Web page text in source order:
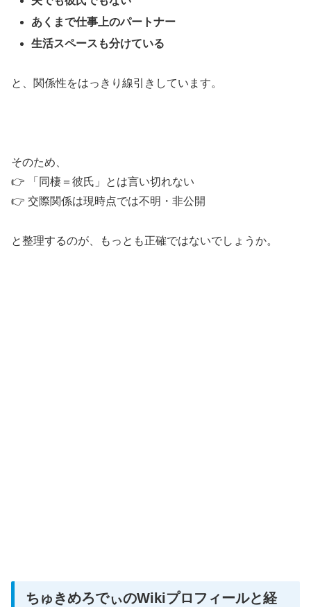
あくまで仕事上のパートナー
生活スペースも分けている
と、関係性をはっきり線引きしています。
そのため、
👉 「同棲＝彼氏」とは言い切れない
👉 交際関係は現時点では不明・非公開
と整理するのが、もっとも正確ではないでしょうか。
ちゅきめろでぃのWikiプロフィールと経